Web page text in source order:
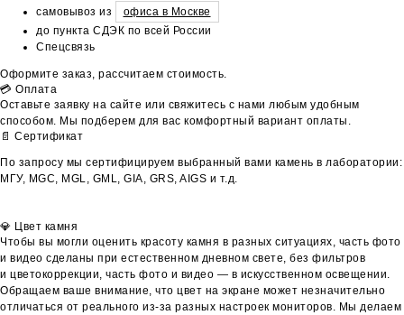
самовывоз из
офиса в Москве
до пункта СДЭК по всей России
Спецсвязь
Оформите заказ, рассчитаем стоимость.
💳 Оплата
Оставьте заявку на сайте или свяжитесь с нами любым удобным
способом. Мы подберем для вас комфортный вариант оплаты.
📄 Сертификат
По запросу мы сертифицируем выбранный вами камень в лаборатории:
МГУ, MGC, MGL, GML, GIA, GRS, AIGS и т.д.
💎 Цвет камня
Чтобы вы могли оценить красоту камня в разных ситуациях, часть фото
и видео сделаны при естественном дневном свете, без фильтров
и цветокоррекции, часть фото и видео — в искусственном освещении.
Обращаем ваше внимание, что цвет на экране может незначительно
отличаться от реального из-за разных настроек мониторов. Мы делаем